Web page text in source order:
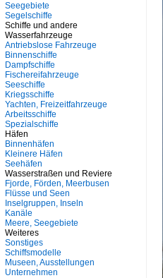
Seegebiete
Segelschiffe
Schiffe und andere
Wasserfahrzeuge
Antriebslose Fahrzeuge
Binnenschiffe
Dampfschiffe
Fischereifahrzeuge
Seeschiffe
Kriegsschiffe
Yachten, Freizeitfahrzeuge
Arbeitsschiffe
Spezialschiffe
Häfen
Binnenhäfen
Kleinere Häfen
Seehäfen
Wasserstraßen und Reviere
Fjorde, Förden, Meerbusen
Flüsse und Seen
Inselgruppen, Inseln
Kanäle
Meere, Seegebiete
Weiteres
Sonstiges
Schiffsmodelle
Museen, Ausstellungen
Unternehmen